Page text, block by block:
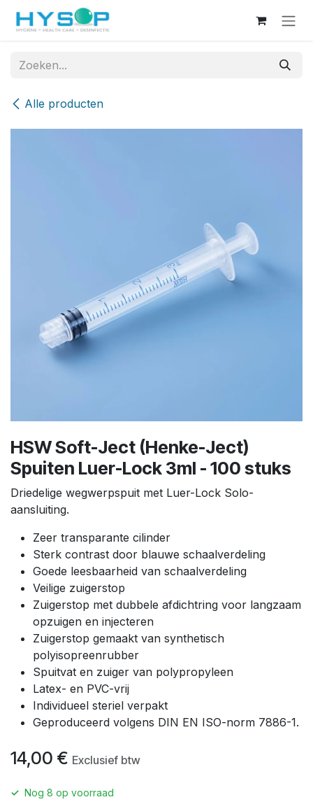
Overslaan naar inhoud
Alle producten
HSW Soft-Ject (Henke-Ject)
Spuiten Luer-Lock 3ml - 100 stuks
Driedelige wegwerpspuit met Luer-Lock Solo-
aansluiting.
Zeer transparante cilinder
Sterk contrast door blauwe schaalverdeling
Goede leesbaarheid van schaalverdeling
Veilige zuigerstop
Zuigerstop met dubbele afdichtring voor langzaam
opzuigen en injecteren
Zuigerstop gemaakt van synthetisch
polyisopreenrubber
Spuitvat en zuiger van polypropyleen
Latex- en PVC-vrij
Individueel steriel verpakt
Geproduceerd volgens DIN EN ISO-norm 7886-1.
14,00 € Exclusief btw
✓ Nog 8 op voorraad